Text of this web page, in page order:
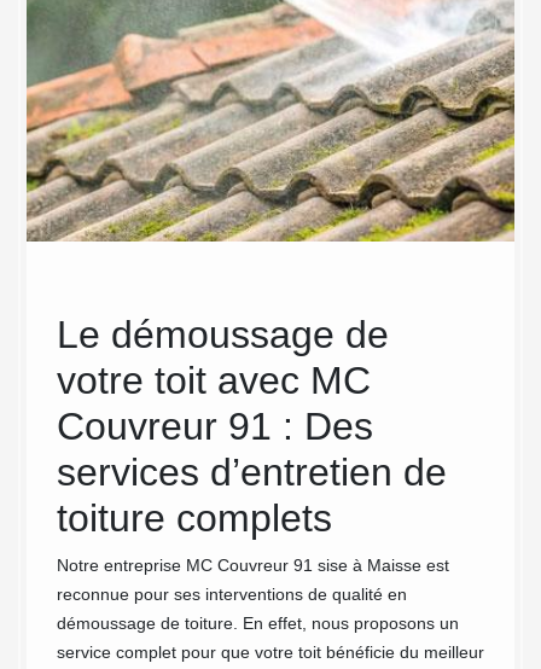
Le démoussage de
votre toit avec MC
Couvreur 91 : Des
services d’entretien de
toiture complets
Notre entreprise MC Couvreur 91 sise à Maisse est
reconnue pour ses interventions de qualité en
démoussage de toiture. En effet, nous proposons un
service complet pour que votre toit bénéficie du meilleur